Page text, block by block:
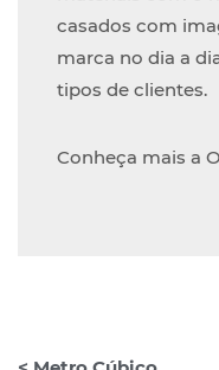
casados com
marca no dia a
tipos de clientes.
Conheça mais a